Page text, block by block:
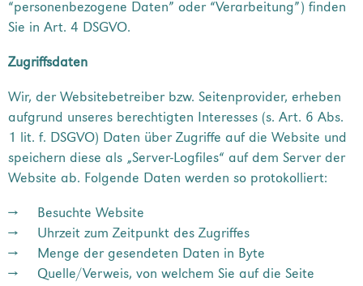
“personenbezogene Daten” oder “Verarbeitung”) finden
Sie in Art. 4 DSGVO.
Zugriffsdaten
Wir, der Websitebetreiber bzw. Seitenprovider, erheben
aufgrund unseres berechtigten Interesses (s. Art. 6 Abs.
1 lit. f. DSGVO) Daten über Zugriffe auf die Website und
speichern diese als „Server-Logfiles“ auf dem Server der
Website ab. Folgende Daten werden so protokolliert:
Besuchte Website
Uhrzeit zum Zeitpunkt des Zugriffes
Menge der gesendeten Daten in Byte
Quelle/Verweis, von welchem Sie auf die Seite